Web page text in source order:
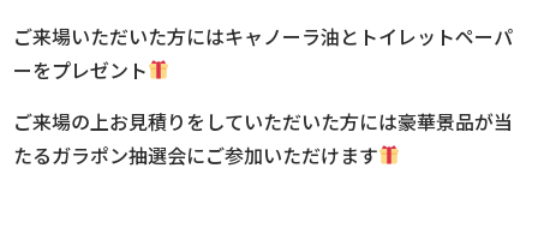
ご来場いただいた方にはキャノーラ油とトイレットペーパ
ーをプレゼント
ご来場の上お見積りをしていただいた方には豪華景品が当
たるガラポン抽選会にご参加いただけます